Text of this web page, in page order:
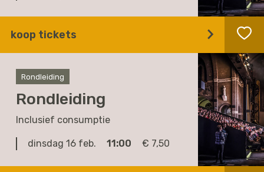
koop tickets
Rondleiding
Inclusief consumptie
Rondleiding
dinsdag 16 feb. 11:00 € 7,50